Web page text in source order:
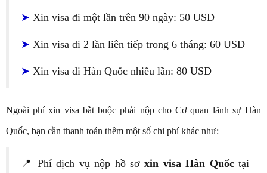
➤ Xin visa đi một lần trên 90 ngày: 50 USD
➤ Xin visa đi 2 lần liên tiếp trong 6 tháng: 60 USD
➤ Xin visa đi Hàn Quốc nhiều lần: 80 USD
Ngoài phí xin visa bắt buộc phải nộp cho Cơ quan lãnh sự Hàn
Quốc, bạn cần thanh toán thêm một số chi phí khác như:
📍 Phí dịch vụ nộp hồ sơxin visa Hàn Quốctại